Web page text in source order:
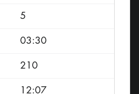
5
03:30
210
12:07